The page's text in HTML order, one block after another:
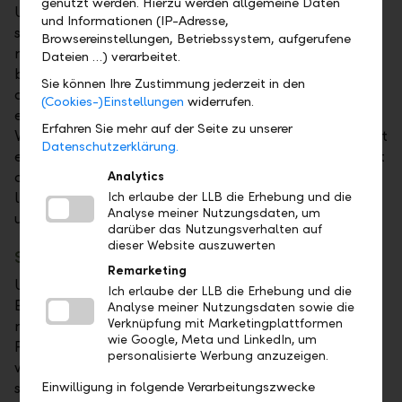
Und wer den Schritt dann wirklich gehen will und
seine Immobilie mit Blick auf die Umwelt
modernisieren möchte, sieht sich oft rasch mit
beträchtlichen Kosten konfrontiert. Genau hier setzt
die neue 0%-Energiehypothek an. Sie ist mehr als nur
ein klassisches Finanzierungsprodukt. Sie ist ein
Versprechen: Wenn Sie Ihre Immobilie energieeffizient
erneuern möchten, sollen Zinsen und Gebühren nicht
der Grund sein, es aufzuschieben. Bis zu fünf Jahre
lang und bis zu 100'000 Franken – komplett zinsfrei
und ohne Gebühren.
Sanieren mit gutem Gefühl
Unterstützt werden Massnahmen, die gemäss
Energieeffizienzgesetz tatsächlich etwas bewirken:
moderne Heizsysteme, gedämmte Dächer und
Fassaden, neue Fenster sowie Solaranlagen. Alles,
was Energie spart und Ressourcen schont. Denn jedes
sanierte Gebäude reduziert CO₂, und jede einzelne
und Informationen (IP-Adresse,
Browsereinstellungen, Betriebssystem, aufgerufene
Dateien …) verarbeitet.
Sie können Ihre Zustimmung jederzeit in den
(Cookies-)Einstellungen widerrufen.
Erfahren Sie mehr auf der Seite zu unserer
Datenschutzerklärung.
Analytics
Ich erlaube der LLB die Erhebung und die
Analyse meiner Nutzungsdaten, um
darüber das Nutzungsverhalten auf
dieser Website auszuwerten
Remarketing
Ich erlaube der LLB die Erhebung und die
Analyse meiner Nutzungsdaten sowie die
Verknüpfung mit Marketingplattformen
wie Google, Meta und LinkedIn, um
personalisierte Werbung anzuzeigen.
Einwilligung in folgende Verarbeitungszwecke